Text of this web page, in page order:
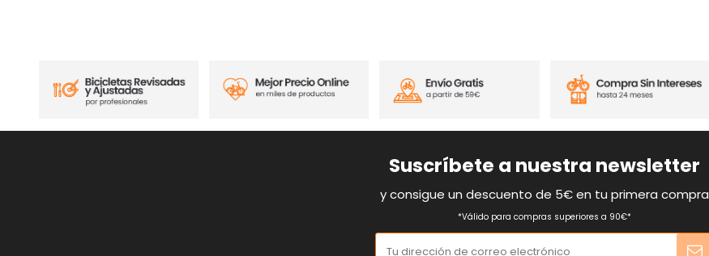
Suscríbete a nuestra newsletter
y consigue un descuento de 5€ en tu primera compra
*Válido para compras superiores a 90€*